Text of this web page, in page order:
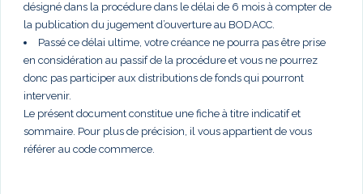
désigné dans la procédure dans le délai de 6 mois à compter de
la publication du jugement d’ouverture au BODACC.
Passé ce délai ultime, votre créance ne pourra pas être prise
en considération au passif de la procédure et vous ne pourrez
donc pas participer aux distributions de fonds qui pourront
intervenir.
Le présent document constitue une fiche à titre indicatif et
sommaire. Pour plus de précision, il vous appartient de vous
référer au code commerce.